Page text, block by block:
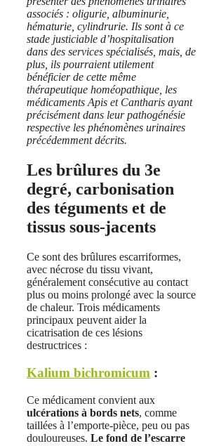
associés : oligurie, albuminurie,
hématurie, cylindrurie. Ils sont à ce
stade justiciable d’hospitalisation
dans des services spécialisés, mais, de
plus, ils pourraient utilement
bénéficier de cette même
thérapeutique homéopathique, les
médicaments Apis et Cantharis ayant
précisément dans leur pathogénésie
respective les phénomènes urinaires
précédemment décrits.
Les brûlures du 3e
degré, carbonisation
des téguments et de
tissus sous-jacents
Ce sont des brûlures escarriformes,
avec nécrose du tissu vivant,
généralement consécutive au contact
plus ou moins prolongé avec la source
de chaleur. Trois médicaments
principaux peuvent aider la
cicatrisation de ces lésions
destructrices :
Kalium bichromicum :
Ce médicament convient aux
ulcérations à bords nets, comme
taillées à l’emporte-pièce, peu ou pas
douloureuses. Le fond de l’escarre